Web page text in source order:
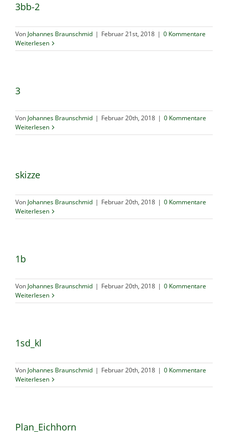
3bb-2
Von Johannes Braunschmid | Februar 21st, 2018 | 0 Kommentare
Weiterlesen
3
Von Johannes Braunschmid | Februar 20th, 2018 | 0 Kommentare
Weiterlesen
skizze
Von Johannes Braunschmid | Februar 20th, 2018 | 0 Kommentare
Weiterlesen
1b
Von Johannes Braunschmid | Februar 20th, 2018 | 0 Kommentare
Weiterlesen
1sd_kl
Von Johannes Braunschmid | Februar 20th, 2018 | 0 Kommentare
Weiterlesen
Plan_Eichhorn